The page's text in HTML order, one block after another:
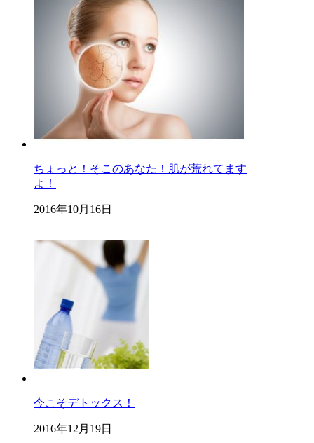
ちょっと！そこのあなた！肌が荒れてます
よ！
2016年10月16日
今こそデトックス！
2016年12月19日